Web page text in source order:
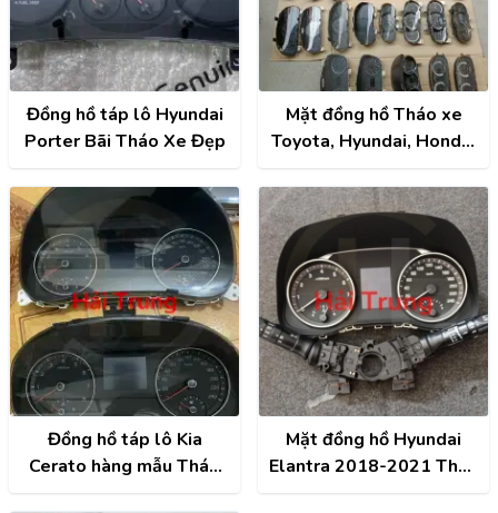
Đồng hồ táp lô Hyundai
Porter Bãi Tháo Xe Đẹp
Mặt đồng hồ Tháo xe
Toyota, Hyundai, Honda,
Đồng hồ táp lô Kia
Cerato hàng mẫu Tháo
Mặt đồng hồ Hyundai
Elantra 2018-2021 Tháo